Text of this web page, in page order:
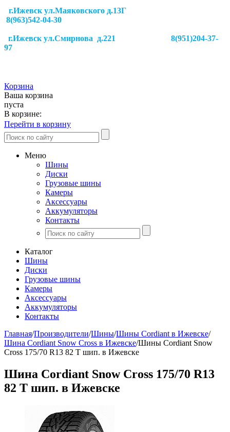
г.Ижевск ул.Маяковского д.13Г
8(963)542-04-30
г.Ижевск ул.Смирнова д.221
8(951)204-37-
97
Корзина
Ваша корзина
пуста
В корзине:
Перейти в корзину
Меню
Шины
Диски
Грузовые шины
Камеры
Аксессуары
Аккумуляторы
Контакты
Каталог
Шины
Диски
Грузовые шины
Камеры
Аксессуары
Аккумуляторы
Контакты
Главная/Производители/Шины/Шины Cordiant в Ижевске/
Шина Cordiant Snow Cross в Ижевске/Шины Cordiant Snow
Cross 175/70 R13 82 T шип. в Ижевске
Шина Cordiant Snow Cross 175/70 R13
82 T шип. в Ижевске